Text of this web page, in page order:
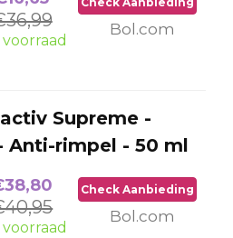
Bol.com
Supreme -
Anti-rimpel - 50 ml
Check Aanbieding
Bol.com